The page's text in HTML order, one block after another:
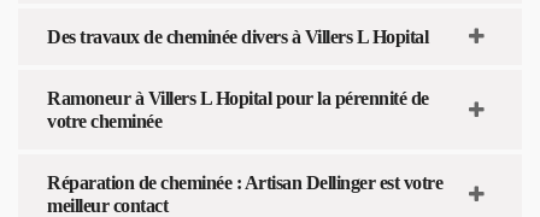
Des travaux de cheminée divers à Villers L Hopital
Ramoneur à Villers L Hopital pour la pérennité de
votre cheminée
Réparation de cheminée : Artisan Dellinger est votre
meilleur contact